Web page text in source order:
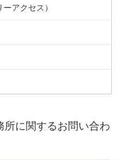
アクセス）
所に関するお問い合わ